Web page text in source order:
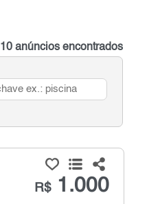
10 anúncios encontrados
R$1.000